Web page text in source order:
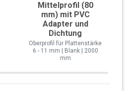
Mittelprofil (80
mm) mit PVC
Adapter und
Dichtung
Oberprofil für Plattenstärke
6 - 11 mm | Blank | 2000
mm